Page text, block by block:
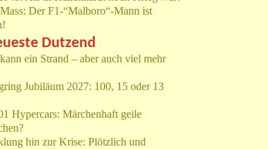
Der F1-“Malboro“-Mann ist
Dutzend
ein Strand – aber auch viel mehr
Jubiläum 2027: 100, 15 oder 13
Hypercars: Märchenhaft geile
hin zur Krise: Plötzlich und